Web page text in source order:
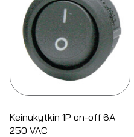
Keinukytkin 1P on-off 6A
250 VAC